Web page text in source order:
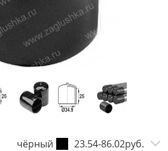
чёрный 23.54-86.02руб.